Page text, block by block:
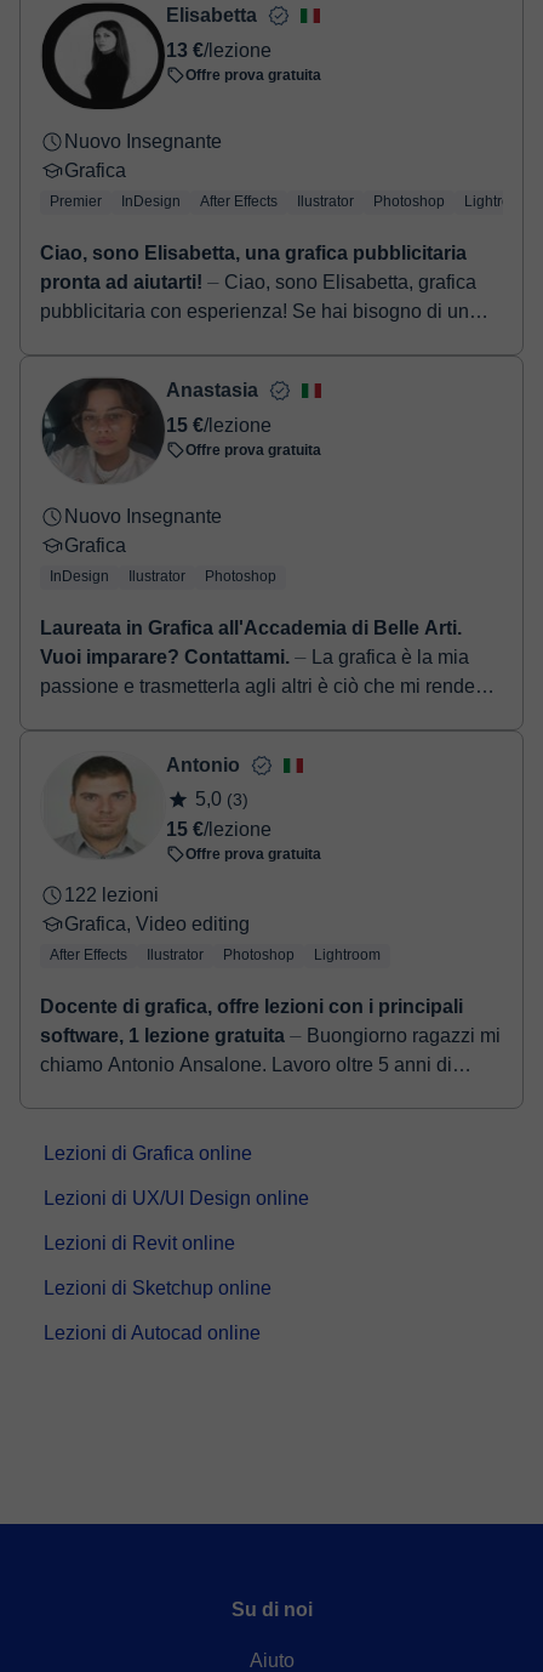
- Paypal.
Una volta che hai realizzato il pagamento, riceverai un email di
conferma della prenotazione.
Elisabetta
13 €/lezione
Offre prova gratuita
Nuovo Insegnante
Grafica
Premier InDesign After Effects Ilustrator Photoshop Lightroom
Ciao, sono Elisabetta, una grafica pubblicitaria
pronta ad aiutarti! ⏤ Ciao, sono Elisabetta, grafica
pubblicitaria con esperienza! Se hai bisogno di un
Anastasia
15 €/lezione
Offre prova gratuita
Nuovo Insegnante
Grafica
InDesign Ilustrator Photoshop
Laureata in Grafica all'Accademia di Belle Arti.
Vuoi imparare? Contattami. ⏤ La grafica è la mia
passione e trasmetterla agli altri è ciò che mi rende
Antonio
5,0 (3)
15 €/lezione
Offre prova gratuita
122 lezioni
Grafica, Video editing
After Effects Ilustrator Photoshop Lightroom
Docente di grafica, offre lezioni con i principali
software, 1 lezione gratuita ⏤ Buongiorno ragazzi mi
chiamo Antonio Ansalone. Lavoro oltre 5 anni di
Lezioni di Grafica online
Lezioni di UX/UI Design online
Lezioni di Revit online
Lezioni di Sketchup online
Lezioni di Autocad online
Su di noi
Aiuto